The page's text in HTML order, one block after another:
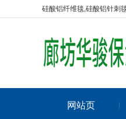
硅酸铝纤维毯,硅酸铝针刺
网站页